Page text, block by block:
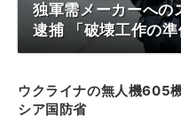
独軍需メーカーへの
逮捕 「破壊工作の
ウクライナの無人機605
シア国防省